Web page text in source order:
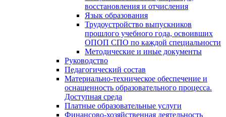
восстановления и отчисления
Язык образования
Трудоустройство выпускников
прошлого учебного года, освоивших
ОПОП СПО по каждой специальности
Методические и иные документы
Руководство
Педагогический состав
Материально-техническое обеспечение и
оснащенность образовательного процесса.
Доступная среда
Платные образовательные услуги
Финансово-хозяйственная деятельность